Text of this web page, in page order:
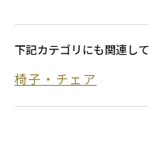
下記カテゴリにも関連し
椅子・チェア